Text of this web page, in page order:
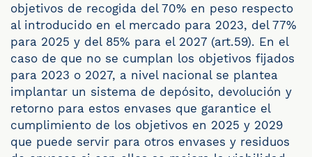
objetivos de recogida del 70% en peso respecto
al introducido en el mercado para 2023, del 77%
para 2025 y del 85% para el 2027 (art.59). En el
caso de que no se cumplan los objetivos fijados
para 2023 o 2027, a nivel nacional se plantea
implantar un sistema de depósito, devolución y
retorno para estos envases que garantice el
cumplimiento de los objetivos en 2025 y 2029
que puede servir para otros envases y residuos